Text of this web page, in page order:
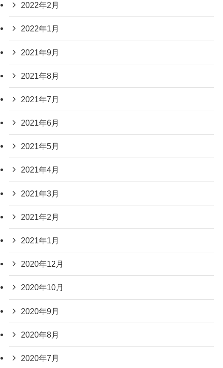
2022年2月
2022年1月
2021年9月
2021年8月
2021年7月
2021年6月
2021年5月
2021年4月
2021年3月
2021年2月
2021年1月
2020年12月
2020年10月
2020年9月
2020年8月
2020年7月